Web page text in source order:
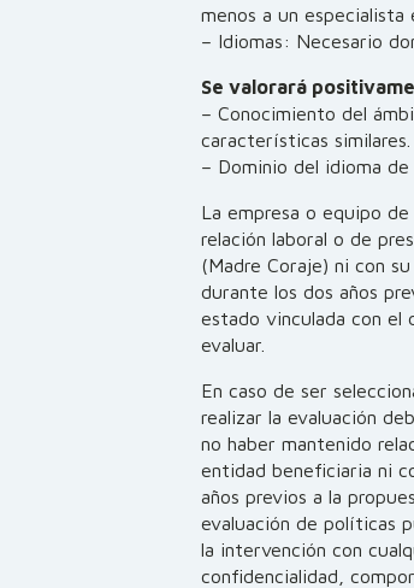
menos a un especialista
– Idiomas: Necesario
Se valorará
– Conocimiento del
características similares.
– Dominio del idioma de
La empresa o equipo
relación laboral o de
(Madre Coraje) ni con
durante los dos años
estado vinculada con el
evaluar.
En caso de ser
realizar la evaluación
no haber mantenido
entidad beneficiaria ni
años previos a la
evaluación de políticas
la intervención con
confidencialidad,